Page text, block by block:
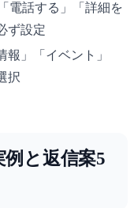
電話する」「詳細を
ず設定
報」「イベント」
択
例と返信案5